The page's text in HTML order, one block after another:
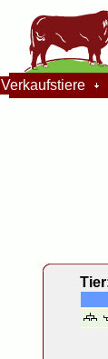
Verkaufstiere